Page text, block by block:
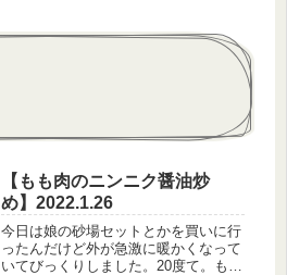
【もも肉のニンニク醤油炒
め】2022.1.26
今日は娘の砂場セットとかを買いに行
ったんだけど外が急激に暖かくなって
いてびっくりしました。20度て。もう